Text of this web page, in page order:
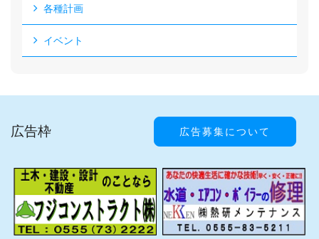
各種計画
イベント
広告枠 広告募集について